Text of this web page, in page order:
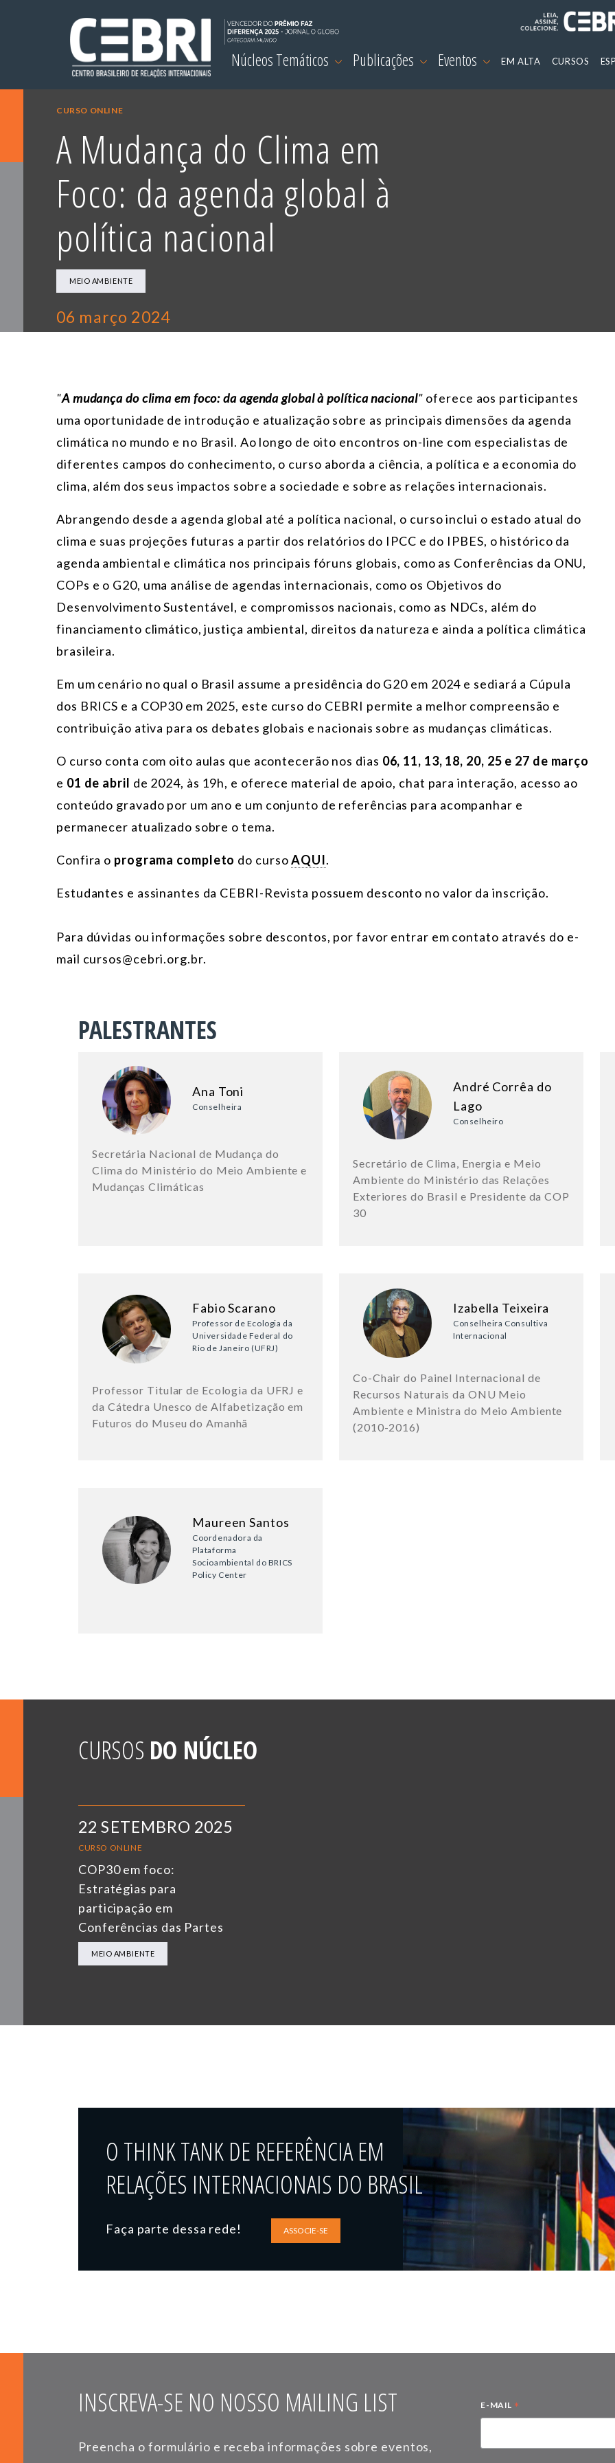
Núcleos Temáticos Publicações Eventos EM ALTA CURSOS
CURSO ONLINE
A Mudança do Clima em
Foco: da agenda global à
política nacional
MEIO AMBIENTE
06 março 2024
"A mudança do clima em foco: da agenda global à política nacional" oferece aos participantes
uma oportunidade de introdução e atualização sobre as principais dimensões da agenda
climática no mundo e no Brasil. Ao longo de oito encontros on-line com especialistas de
diferentes campos do conhecimento, o curso aborda a ciência, a política e a economia do
clima, além dos seus impactos sobre a sociedade e sobre as relações internacionais.
Abrangendo desde a agenda global até a política nacional, o curso inclui o estado atual do
clima e suas projeções futuras a partir dos relatórios do IPCC e do IPBES, o histórico da
agenda ambiental e climática nos principais fóruns globais, como as Conferências da ONU,
COPs e o G20, uma análise de agendas internacionais, como os Objetivos do
Desenvolvimento Sustentável, e compromissos nacionais, como as NDCs, além do
financiamento climático, justiça ambiental, direitos da natureza e ainda a política climática
brasileira.
Em um cenário no qual o Brasil assume a presidência do G20 em 2024 e sediará a Cúpula
dos BRICS e a COP30 em 2025, este curso do CEBRI permite a melhor compreensão e
contribuição ativa para os debates globais e nacionais sobre as mudanças climáticas.
O curso conta com oito aulas que acontecerão nos dias 06, 11, 13, 18, 20, 25 e 27 de março
e 01 de abril de 2024, às 19h, e oferece material de apoio, chat para interação, acesso ao
conteúdo gravado por um ano e um conjunto de referências para acompanhar e
permanecer atualizado sobre o tema.
Confira o programa completo do cursoAQUI.
Estudantes e assinantes da CEBRI-Revista possuem desconto no valor da inscrição.
Para dúvidas ou informações sobre descontos, por favor entrar em contato através do e-
mail cursos@cebri.org.br.
PALESTRANTES
Ana Toni
Conselheira
Secretária Nacional de Mudança do
Clima do Ministério do Meio Ambiente e
Mudanças Climáticas
André Corrêa do
Lago
Conselheiro
Secretário de Clima, Energia e Meio
Ambiente do Ministério das Relações
Exteriores do Brasil e Presidente da COP
30
Fabio Scarano
Professor de Ecologia da
Universidade Federal do
Rio de Janeiro (UFRJ)
Professor Titular de Ecologia da UFRJ e
da Cátedra Unesco de Alfabetização em
Futuros do Museu do Amanhã
Izabella Teixeira
Conselheira Consultiva
Internacional
Co-Chair do Painel Internacional de
Recursos Naturais da ONU Meio
Ambiente e Ministra do Meio Ambiente
(2010-2016)
Maureen Santos
Coordenadora da
Plataforma
Socioambiental do BRICS
Policy Center
CURSOS DO NÚCLEO
22 SETEMBRO 2025
CURSO ONLINE
COP30 em foco:
Estratégias para
participação em
Conferências das Partes
MEIO AMBIENTE
O THINK TANK DE REFERÊNCIA EM
RELAÇÕES INTERNACIONAIS DO BRASIL
Faça parte dessa rede! ASSOCIE-SE
INSCREVA-SE NO NOSSO MAILING LIST
Preencha o formulário e receba informações sobre eventos,
E-MAIL *